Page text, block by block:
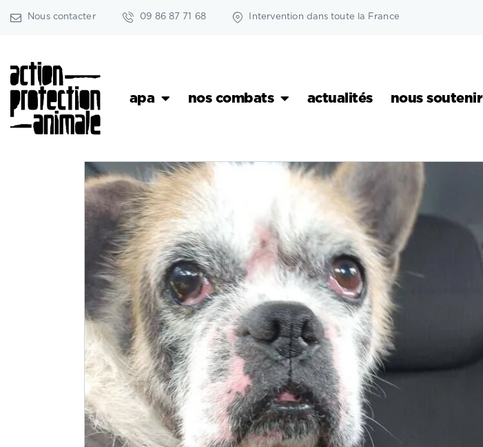
Nous contacter 09 86 87 71 68 Intervention dans toute la France
apa nos combats actualités nous soutenir